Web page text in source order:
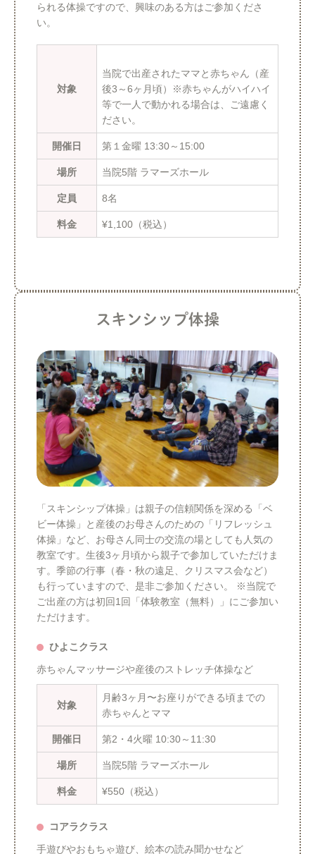
られる体操ですので、興味のある方はご参加くださ
い。
対象
当院で出産されたママと赤ちゃん（産
後3～6ヶ月頃）※赤ちゃんがハイハイ
等で一人で動かれる場合は、ご遠慮く
ださい。
開催日 第１金曜 13:30～15:00
場所 当院5階 ラマーズホール
定員 8名
料金 ¥1,100（税込）
スキンシップ体操
「スキンシップ体操」は親子の信頼関係を深める「ベ
ビー体操」と産後のお母さんのための「リフレッシュ
体操」など、お母さん同士の交流の場としても人気の
教室です。生後3ヶ月頃から親子で参加していただけま
す。季節の行事（春・秋の遠足、クリスマス会など）
も行っていますので、是非ご参加ください。 ※当院で
ご出産の方は初回1回「体験教室（無料）」にご参加い
ただけます。
ひよこクラス
赤ちゃんマッサージや産後のストレッチ体操など
対象
月齢3ヶ月〜お座りができる頃までの
赤ちゃんとママ
開催日 第2・4火曜 10:30～11:30
場所 当院5階 ラマーズホール
料金 ¥550（税込）
コアラクラス
手遊びやおもちゃ遊び、絵本の読み聞かせなど